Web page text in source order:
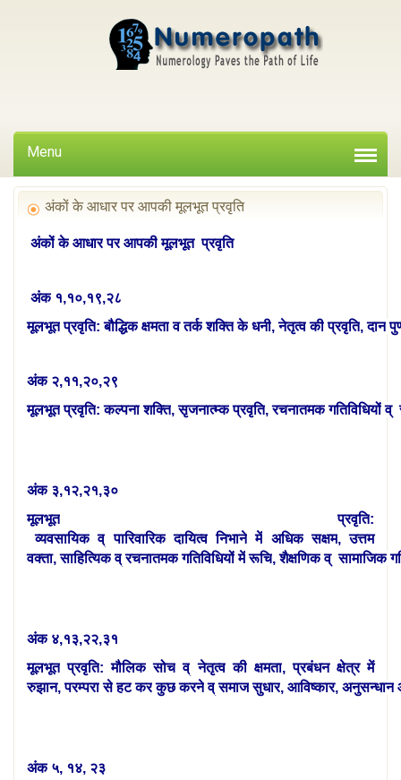
Menu
अंकों के आधार पर आपकी मूलभूत प्रवृति
अंकों के आधार पर आपकी मूलभूत प्रवृति
अंक १,१०,१९,२८
मूलभूत प्रवृति:बौद्धिक क्षमता व तर्क शक्ति के धनी,नेतृत्व की प्रवृति,दान
अंक २,११,२०,२९
मूलभूत प्रवृति:कल्पना शक्ति,सृजनात्म्क प्रवृति,रचनातमक गतिविधियों व्
अंक ३,१२,२१,३०
मूलभूत
प्रवृति:
व्यवसायिक व् पारिवारिक दायित्व निभाने में अधिक सक्षम, उत्तम
वक्ता, साहित्यिक व् रचनातमक गतिविधियों में रूचि,शैक्षणिक व् सामाजिक
अंक ४,१३,२२,३१
मूलभूत प्रवृति:मौलिक सोच व् नेतृत्व की क्षमता,प्रबंधन क्षेत्र में
रुझान,परम्परा से हट कर कुछ करने व् समाज सुधार, आविष्कार, अनुसन्धान
अंक ५, १४, २३